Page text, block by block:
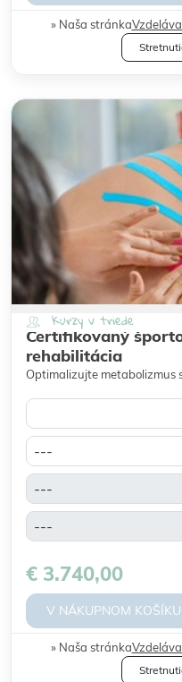
Naša stránka
Kurzy v triede
Certifikovaný
rehabilitácia
Optimalizujte metabolizmus
€ 3.740,00
V NÁKUPNOM KOŠÍKU
Naša stránka